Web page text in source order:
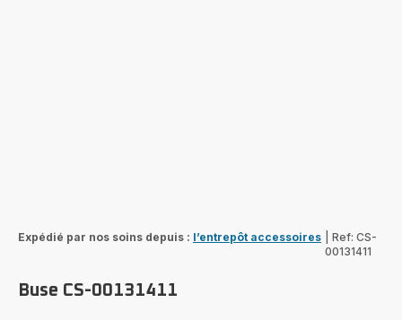
Expédié par nos soins depuis : l’entrepôt accessoires
Ref: CS-
00131411
Buse CS-00131411